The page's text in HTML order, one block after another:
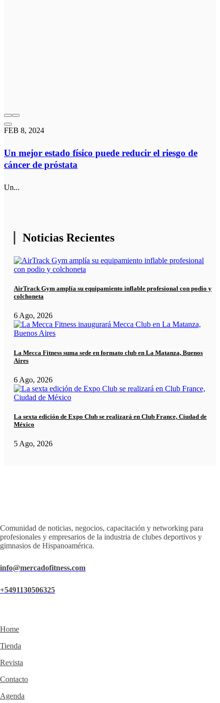
FEB 8, 2024
Un mejor estado físico puede reducir el riesgo de
cáncer de próstata
Un...
Noticias Recientes
AirTrack Gym amplía su equipamiento inflable profesional con podio y
colchoneta
6 Ago, 2026
La Mecca Fitness suma sede en formato club en La Matanza, Buenos
Aires
6 Ago, 2026
La sexta edición de Expo Club se realizará en Club France, Ciudad de
México
5 Ago, 2026
Comunidad de noticias, negocios, capacitación y networking para
profesionales y empresarios de la industria de clubes deportivos y
gimnasios de Hispanoamérica.
info@mercadofitness.com
+5491130506325
Home
Tienda
Revista
Contacto
Agenda